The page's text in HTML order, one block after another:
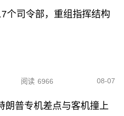
个司令部，重组指挥结构
阅读 6966 08-07
朗普专机差点与客机撞上